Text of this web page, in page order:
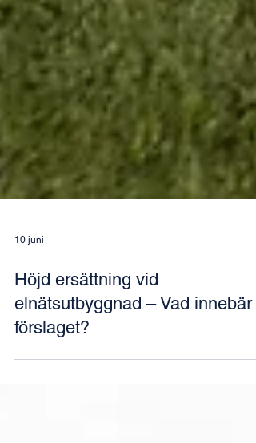
10 juni
Höjd ersättning vid
elnätsutbyggnad – Vad innebär
förslaget?